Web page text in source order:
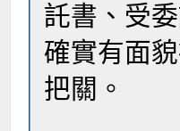
託書、受
確實有面
把關。